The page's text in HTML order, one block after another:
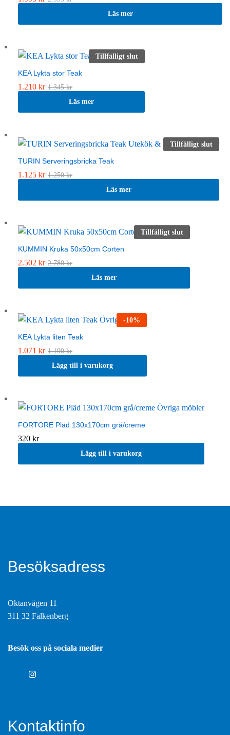
Läs mer
Tillfälligt slut
KEA Lykta stor Teak
1.210 kr 1.345kr
Läs mer
Tillfälligt slut
TURIN Serveringsbricka Teak
1.125 kr 1.250kr
Läs mer
Tillfälligt slut
KUMMIN Kruka 50x50cm Corten
2.502 kr 2.780kr
Läs mer
-10%
KEA Lykta liten Teak
1.071 kr 1.190kr
Lägg till i varukorg
FORTORE Pläd 130x170cm grå/creme
320 kr
Lägg till i varukorg
Besöksadress
Oktanvägen 11
311 32 Falkenberg
Besök oss på sociala medier
Kontaktinfo